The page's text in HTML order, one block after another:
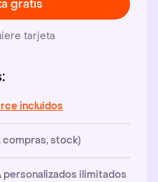
gratis
tarjeta
incluidos
compras, stock)
personalizados ilimitados